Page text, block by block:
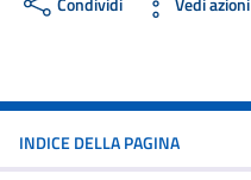
INDICE DELLA PAGINA